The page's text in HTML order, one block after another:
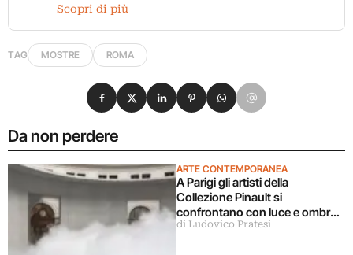
Scopri di più
TAG MOSTRE ROMA
Da non perdere
ARTE CONTEMPORANEA
A Parigi gli artisti della
Collezione Pinault si
confrontano con luce e ombra
in una grande mostra
di Ludovico Pratesi
Condividi su Facebook
Condividi su X
Condividi su LinkedIn
Condividi su Pinterest
Condividi su WhatsApp
Condividi su Email